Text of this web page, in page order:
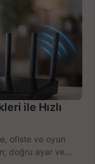
ile Hızlı
ofiste ve oyun
doğru ayar ve